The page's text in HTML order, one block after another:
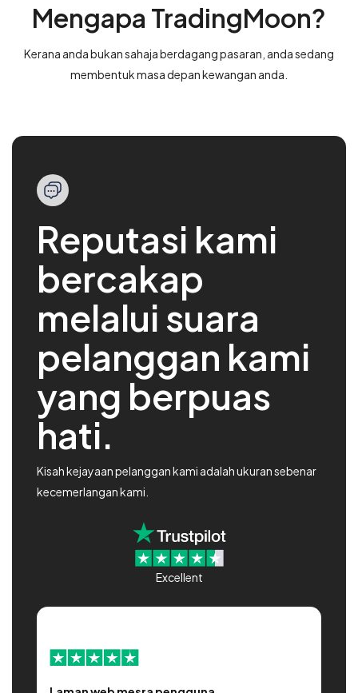
Mengapa TradingMoon?
Kerana anda bukan sahaja berdagang pasaran, anda sedang
membentuk masa depan kewangan anda.
Reputasi kami
bercakap
melalui suara
pelanggan kami
yang berpuas
hati.
Kisah kejayaan pelanggan kami adalah ukuran sebenar
kecemerlangan kami.
Excellent